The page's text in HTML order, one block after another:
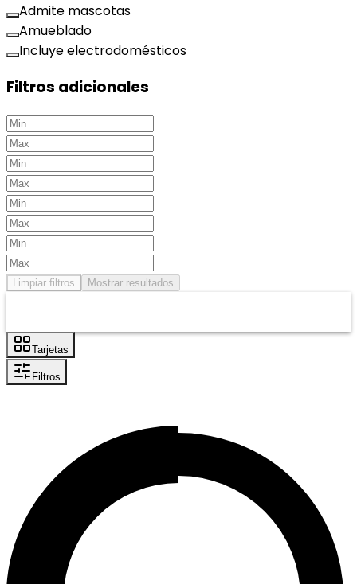
Admite mascotas
Amueblado
Incluye electrodomésticos
Filtros adicionales
Limpiar filtros Mostrar resultados
Tarjetas
Filtros